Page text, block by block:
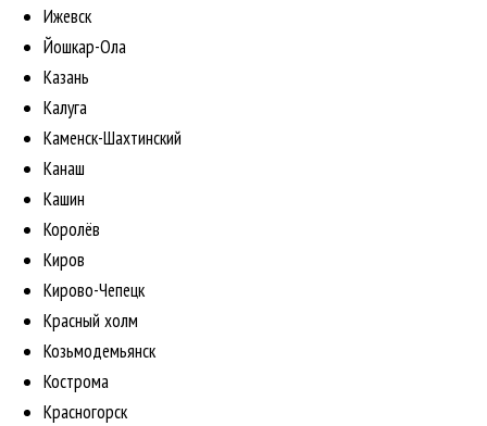
Ижевск
Йошкар-Ола
Казань
Калуга
Каменск-Шахтинский
Канаш
Кашин
Королёв
Киров
Кирово-Чепецк
Красный холм
Козьмодемьянск
Кострома
Красногорск